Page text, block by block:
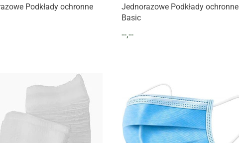
Produkt niedostępny
Podkłady ochronne
Produkt niedostępny
Jednorazowe Podkłady ochronne
Basic
--,--